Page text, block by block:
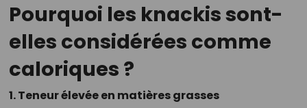
Pourquoi les knackis sont-
elles considérées comme
caloriques ?
1. Teneur élevée en matières grasses